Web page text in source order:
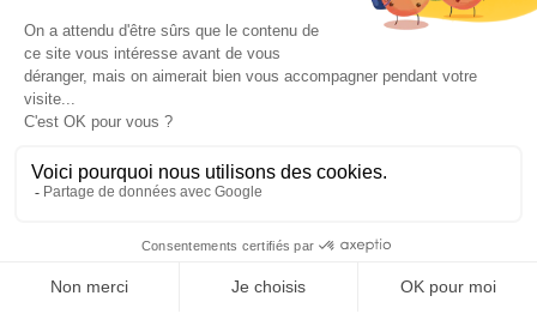

Fiches conseils
Insecte